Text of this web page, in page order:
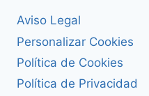
Aviso Legal
Personalizar Cookies
Política de Cookies
Política de Privacidad